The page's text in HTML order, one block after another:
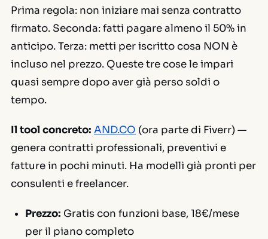
Prima regola: non iniziare mai senza contratto
firmato. Seconda: fatti pagare almeno il 50% in
anticipo. Terza: metti per iscritto cosa NON è
incluso nel prezzo. Queste tre cose le impari
quasi sempre dopo aver già perso soldi o
tempo.
Il tool concreto: AND.CO (ora parte di Fiverr) —
genera contratti professionali, preventivi e
fatture in pochi minuti. Ha modelli già pronti per
consulenti e freelancer.
Prezzo: Gratis con funzioni base, 18€/mese
per il piano completo